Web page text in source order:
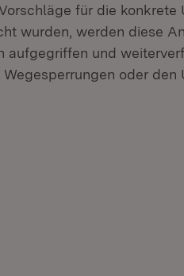
für die konkrete
wurden, werden diese
aufgegriffen und
oder den